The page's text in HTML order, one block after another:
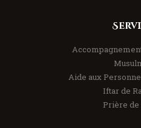
Aide aux
Iftar de
Prière de